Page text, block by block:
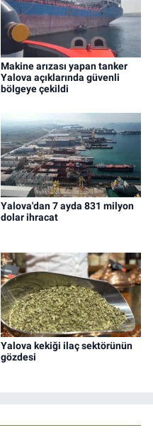
Makine arızası yapan tanker
Yalova açıklarında güvenli
bölgeye çekildi
Yalova'dan 7 ayda 831 milyon
dolar ihracat
Yalova kekiği ilaç sektörünün
gözdesi